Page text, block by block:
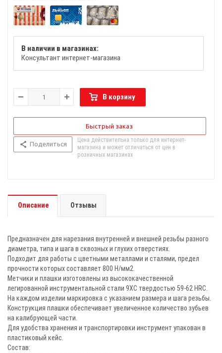
В наличии в магазинах:
Консультант интернет-магазина
В корзину
Быстрый заказ
Поделиться
Цена действительна только для интернет-
магазина и может отличаться от цен в
розничных магазинах
Описание Отзывы
Предназначен для нарезания внутренней и внешней резьбы разного
диаметра, типа и шага в сквозных и глухих отверстиях.
Подходит для работы с цветными металлами и сталями, предел
прочности которых составляет 800 Н/мм2.
Метчики и плашки изготовлены из высококачественной
легированной инструментальной стали 9ХС твердостью 59-62 HRC.
На каждом изделии маркировка с указанием размера и шага резьбы.
Конструкция плашки обеспечивает увеличенное количество зубьев
на калибрующей части.
Для удобства хранения и транспортировки инструмент упакован в
пластиковый кейс.
Состав: